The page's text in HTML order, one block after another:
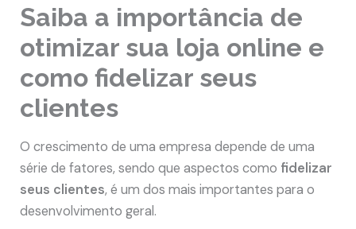
Saiba a importância de
otimizar sua loja online e
como fidelizar seus
clientes
O crescimento de uma empresa depende de uma
série de fatores, sendo que aspectos como fidelizar
seus clientes, é um dos mais importantes para o
desenvolvimento geral.